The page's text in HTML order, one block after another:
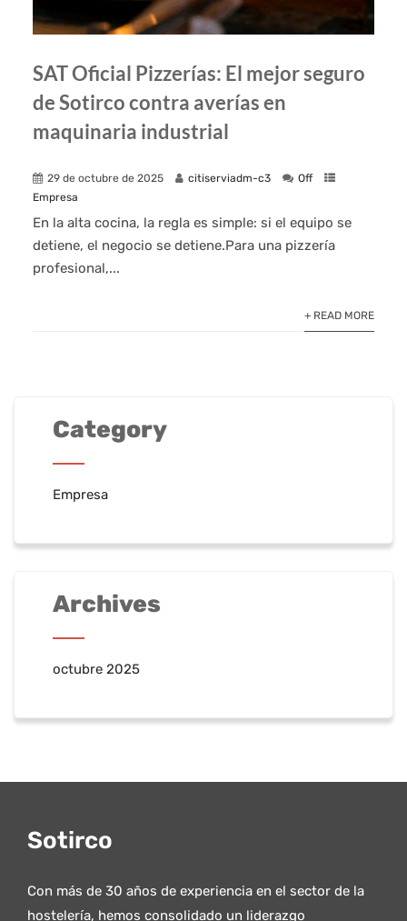
SAT Oficial Pizzerías: El mejor seguro
de Sotirco contra averías en
maquinaria industrial
29 de octubre de 2025 citiserviadm-c3
Off
Empresa
En la alta cocina, la regla es simple: si el equipo se
detiene, el negocio se detiene.Para una pizzería
profesional,...
+ READ MORE
Category
Empresa
Archives
octubre 2025
Sotirco
Con más de 30 años de experiencia en el sector de la
hostelería, hemos consolidado un liderazgo